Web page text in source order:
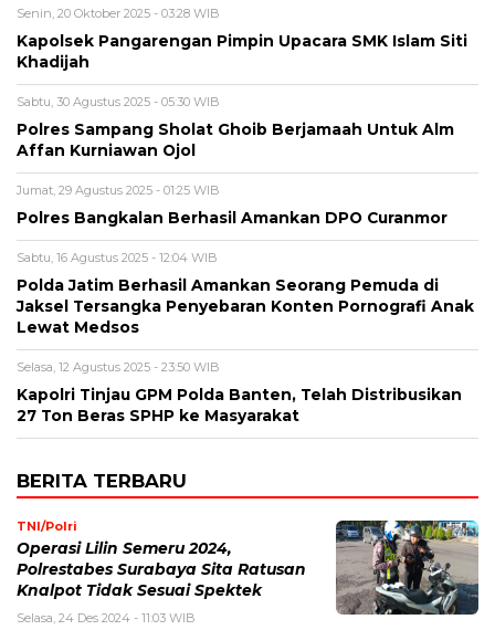
Senin, 20 Oktober 2025 - 03:28 WIB
Kapolsek Pangarengan Pimpin Upacara SMK Islam Siti
Khadijah
Sabtu, 30 Agustus 2025 - 05:30 WIB
Polres Sampang Sholat Ghoib Berjamaah Untuk Alm
Affan Kurniawan Ojol
Jumat, 29 Agustus 2025 - 01:25 WIB
Polres Bangkalan Berhasil Amankan DPO Curanmor
Sabtu, 16 Agustus 2025 - 12:04 WIB
Polda Jatim Berhasil Amankan Seorang Pemuda di
Jaksel Tersangka Penyebaran Konten Pornografi Anak
Lewat Medsos
Selasa, 12 Agustus 2025 - 23:50 WIB
Kapolri Tinjau GPM Polda Banten, Telah Distribusikan
27 Ton Beras SPHP ke Masyarakat
BERITA TERBARU
TNI/Polri
Operasi Lilin Semeru 2024,
Polrestabes Surabaya Sita Ratusan
Knalpot Tidak Sesuai Spektek
Selasa, 24 Des 2024 - 11:03 WIB